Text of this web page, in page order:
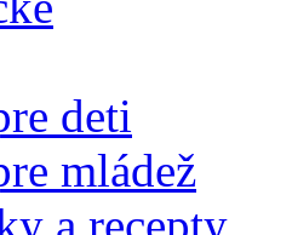
deti
mládež
a recepty